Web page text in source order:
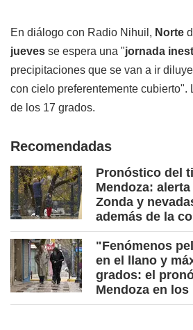
En diálogo con Radio Nihuil, Norte
jueves se espera una "jornada
precipitaciones que se van a ir
con cielo preferentemente cubierto".
de los 17 grados.
Recomendadas
Pronóstico del
Mendoza:
Zonda y
además de la
"Fenómenos
en el llano y
grados: el
Mendoza en